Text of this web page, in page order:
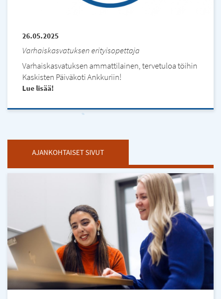
26.05.2025
Varhaiskasvatuksen erityisopettaja
Varhaiskasvatuksen ammattilainen, tervetuloa töihin
Kaskisten Päiväkoti Ankkuriin!
Lue lisää
AJANKOHTAISET SIVUT